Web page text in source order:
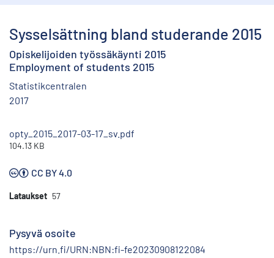
Sysselsättning bland studerande 2015
Opiskelijoiden työssäkäynti 2015
Employment of students 2015
Statistikcentralen
2017
opty_2015_2017-03-17_sv.pdf
104.13 KB
CC BY 4.0
Lataukset 57
Pysyvä osoite
https://urn.fi/URN:NBN:fi-fe20230908122084